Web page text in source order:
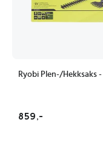
Ryobi Plen-/Hekksaks -
859,-